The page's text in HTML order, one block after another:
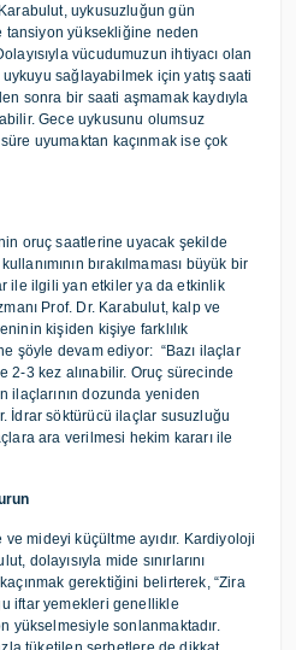
uykusuzluğun gün
tansiyon yüksekliğine neden
vücudumuzun ihtiyacı olan
sağlayabilmek için yatış saati
sonra bir saati aşmamak kaydıyla
Gece uykusunu olumsuz
uyumaktan kaçınmak ise çok
oruç saatlerine uyacak şekilde
bırakılmaması büyük bir
ile ilgili yan etkiler ya da etkinlik
Prof. Dr. Karabulut, kalp ve
kişiden kişiye farklılık
şöyle devam ediyor: “Bazı ilaçlar
2-3 kez alınabilir. Oruç sürecinde
ilaçlarının dozunda yeniden
İdrar söktürücü ilaçlar susuzluğu
ara verilmesi hekim kararı ile
mideyi küçültme ayıdır. Kardiyoloji
dolayısıyla mide sınırlarını
gerektiğini belirterek, “Zira
iftar yemekleri genellikle
yükselmesiyle sonlanmaktadır.